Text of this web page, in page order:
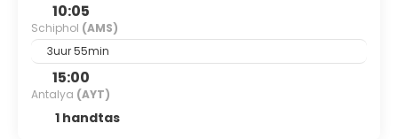
10:05
Schiphol (AMS)
3uur 55min
15:00
Antalya (AYT)
1 handtas